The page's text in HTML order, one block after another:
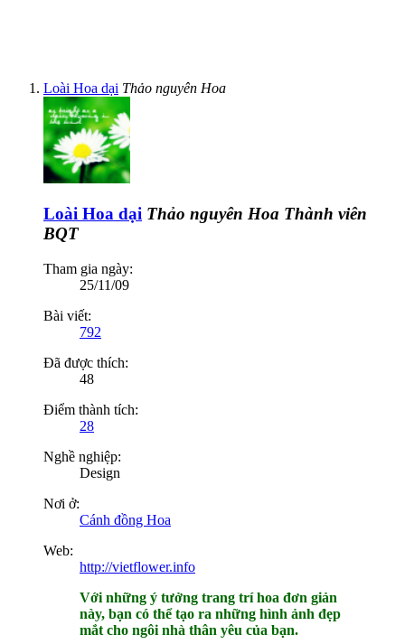
Loài Hoa dại Thảo nguyên Hoa
Loài Hoa dại Thảo nguyên Hoa Thành viên
BQT
Tham gia ngày:
25/11/09
Bài viết:
792
Đã được thích:
48
Điểm thành tích:
28
Nghề nghiệp:
Design
Nơi ở:
Cánh đồng Hoa
Web:
http://vietflower.info
Với những ý tưởng trang trí hoa đơn giản
này, bạn có thể tạo ra những hình ảnh đẹp
mắt cho ngôi nhà thân yêu của bạn.